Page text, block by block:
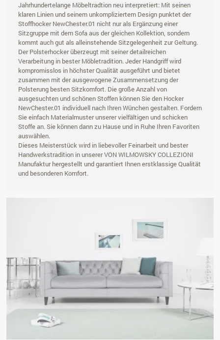
Jahrhundertelange Möbeltradtion neu interpretiert: Mit seinen
klaren Linien und seinem unkompliziertem Design punktet der
Stoffhocker NewChester.01 nicht nur als Ergänzung einer
Sitzgruppe mit dem Sofa aus der gleichen Kollektion, sondern
kommt auch gut als alleinstehende Sitzgelegenheit zur Geltung.
Der Polsterhocker überzeugt mit seiner detailreichen
Verarbeitung in bester Möbletradition. Jeder Handgriff wird
kompromisslos in höchster Qualität ausgeführt und bietet
zusammen mit der ausgewogene Zusammensetzung der
Polsterung besten Sitzkomfort. Die große Anzahl von
ausgesuchten und schönen Stoffen können Sie den Hocker
NewChester.01 individuell nach Ihren Wünchen gestalten. Fordern
Sie einfach Materialmuster unserer vielfältigen und schicken
Stoffe an. Sie können dann zu Hause und in Ruhe Ihren Favoriten
auswählen.
Dieses Meisterstück wird in liebevoller Feinarbeit und bester
Handwerkstradition in unserer VON WILMOWSKY COLLEZIONI
Manufaktur hergestellt und garantiert Ihnen erstklassige Qualität
und besonderen Komfort.